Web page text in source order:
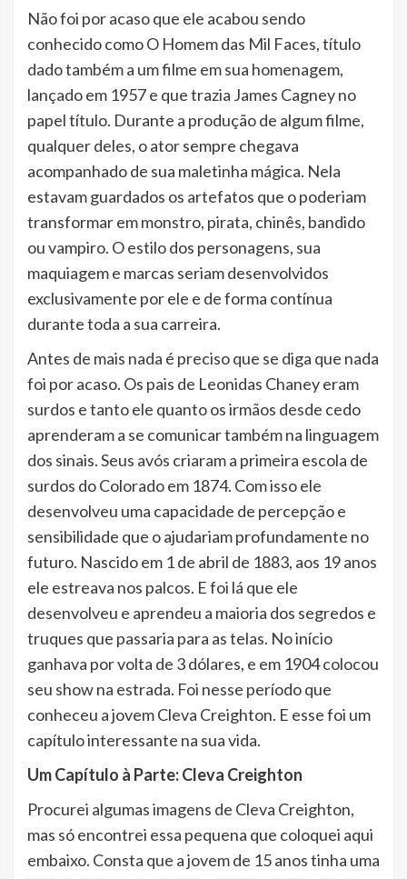
Não foi por acaso que ele acabou sendo
conhecido como O Homem das Mil Faces, título
dado também a um filme em sua homenagem,
lançado em 1957 e que trazia James Cagney no
papel título. Durante a produção de algum filme,
qualquer deles, o ator sempre chegava
acompanhado de sua maletinha mágica. Nela
estavam guardados os artefatos que o poderiam
transformar em monstro, pirata, chinês, bandido
ou vampiro. O estilo dos personagens, sua
maquiagem e marcas seriam desenvolvidos
exclusivamente por ele e de forma contínua
durante toda a sua carreira.
Antes de mais nada é preciso que se diga que nada
foi por acaso. Os pais de Leonidas Chaney eram
surdos e tanto ele quanto os irmãos desde cedo
aprenderam a se comunicar também na linguagem
dos sinais. Seus avós criaram a primeira escola de
surdos do Colorado em 1874. Com isso ele
desenvolveu uma capacidade de percepção e
sensibilidade que o ajudariam profundamente no
futuro. Nascido em 1 de abril de 1883, aos 19 anos
ele estreava nos palcos. E foi lá que ele
desenvolveu e aprendeu a maioria dos segredos e
truques que passaria para as telas. No início
ganhava por volta de 3 dólares, e em 1904 colocou
seu show na estrada. Foi nesse período que
conheceu a jovem Cleva Creighton. E esse foi um
capítulo interessante na sua vida.
Um Capítulo à Parte: Cleva Creighton
Procurei algumas imagens de Cleva Creighton,
mas só encontrei essa pequena que coloquei aqui
embaixo. Consta que a jovem de 15 anos tinha uma